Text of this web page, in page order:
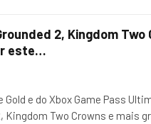
2, Kingdom Two
este…
e do Xbox Game Pass
Kingdom Two Crowns e mais